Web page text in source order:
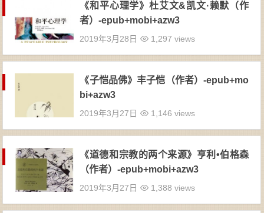
《和平心理学》杜艾文&凯文·赖默（作
者）-epub+mobi+azw3
2019年3月28日 1,297 views
《子恺品佛》丰子恺（作者）-epub+mo
bi+azw3
2019年3月27日 1,146 views
《道德和宗教的两个来源》亨利•伯格森
（作者）-epub+mobi+azw3
2019年3月27日 1,388 views